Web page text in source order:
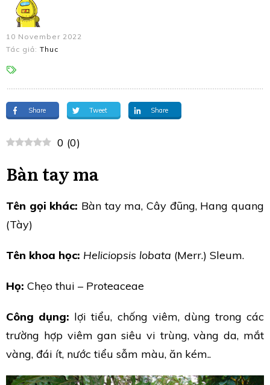
10 November 2022
Tác giả: Thuc
Share Tweet Share
0 (0)
Bàn tay ma
Tên gọi khác: Bàn tay ma, Cây đũng, Hang quang
(Tày)
Tên khoa học: Heliciopsis lobata (Merr.) Sleum.
Họ: Chẹo thui – Proteaceae
Công dụng: lợi tiểu, chống viêm, dùng trong các
trường hợp viêm gan siêu vi trùng, vàng da, mắt
vàng, đái ít, nước tiểu sẫm màu, ăn kém..